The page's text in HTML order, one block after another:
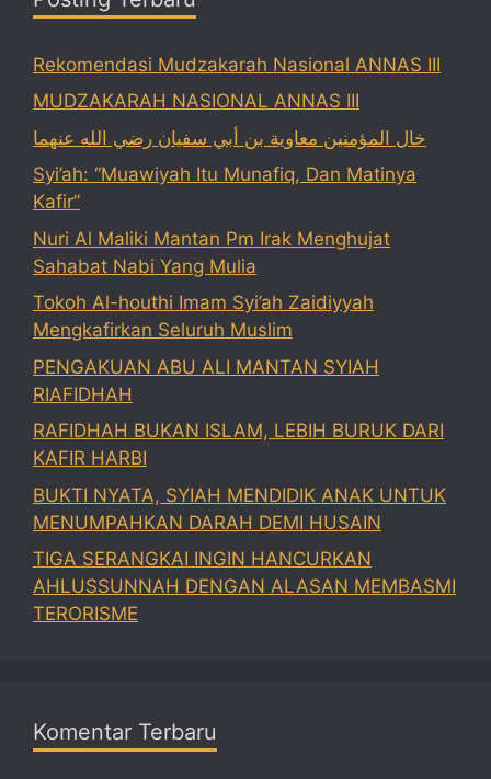
Rekomendasi Mudzakarah Nasional ANNAS III
MUDZAKARAH NASIONAL ANNAS III
خال المؤمنين معاوية بن أبي سفيان رضي الله عنهما
Syi’ah: “Muawiyah Itu Munafiq, Dan Matinya
Kafir”
Nuri Al Maliki Mantan Pm Irak Menghujat
Sahabat Nabi Yang Mulia
Tokoh Al-houthi Imam Syi’ah Zaidiyyah
Mengkafirkan Seluruh Muslim
PENGAKUAN ABU ALI MANTAN SYIAH
RIAFIDHAH
RAFIDHAH BUKAN ISLAM, LEBIH BURUK DARI
KAFIR HARBI
BUKTI NYATA, SYIAH MENDIDIK ANAK UNTUK
MENUMPAHKAN DARAH DEMI HUSAIN
TIGA SERANGKAI INGIN HANCURKAN
AHLUSSUNNAH DENGAN ALASAN MEMBASMI
TERORISME
Komentar Terbaru